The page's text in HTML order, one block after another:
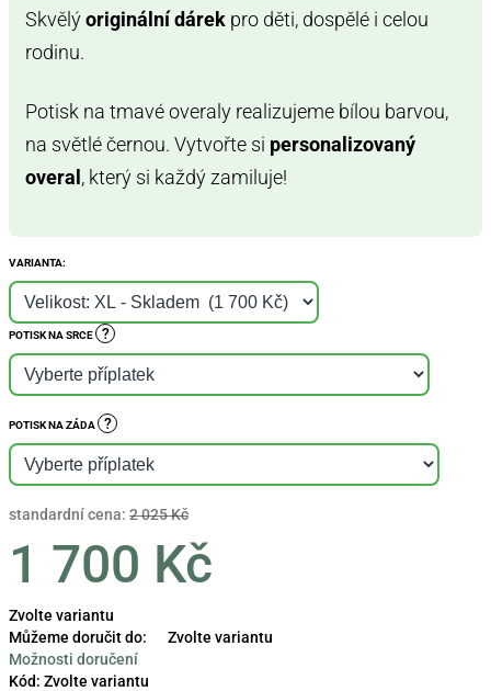
Skvělýoriginální dárek pro děti, dospělé i celou
rodinu.
Potisk na tmavé overaly realizujeme bílou barvou,
na světlé černou. Vytvořte si personalizovaný
overal , který si každý zamiluje!
VARIANTA:
POTISK NA SRCE ?
POTISK NA ZÁDA ?
standardní cena: 2 025 Kč
1 700 Kč
Měrná
cena:
Zvolte variantu
Můžeme doručit do:
Zvolte variantu
Možnosti doručení
Kód: Zvolte variantu